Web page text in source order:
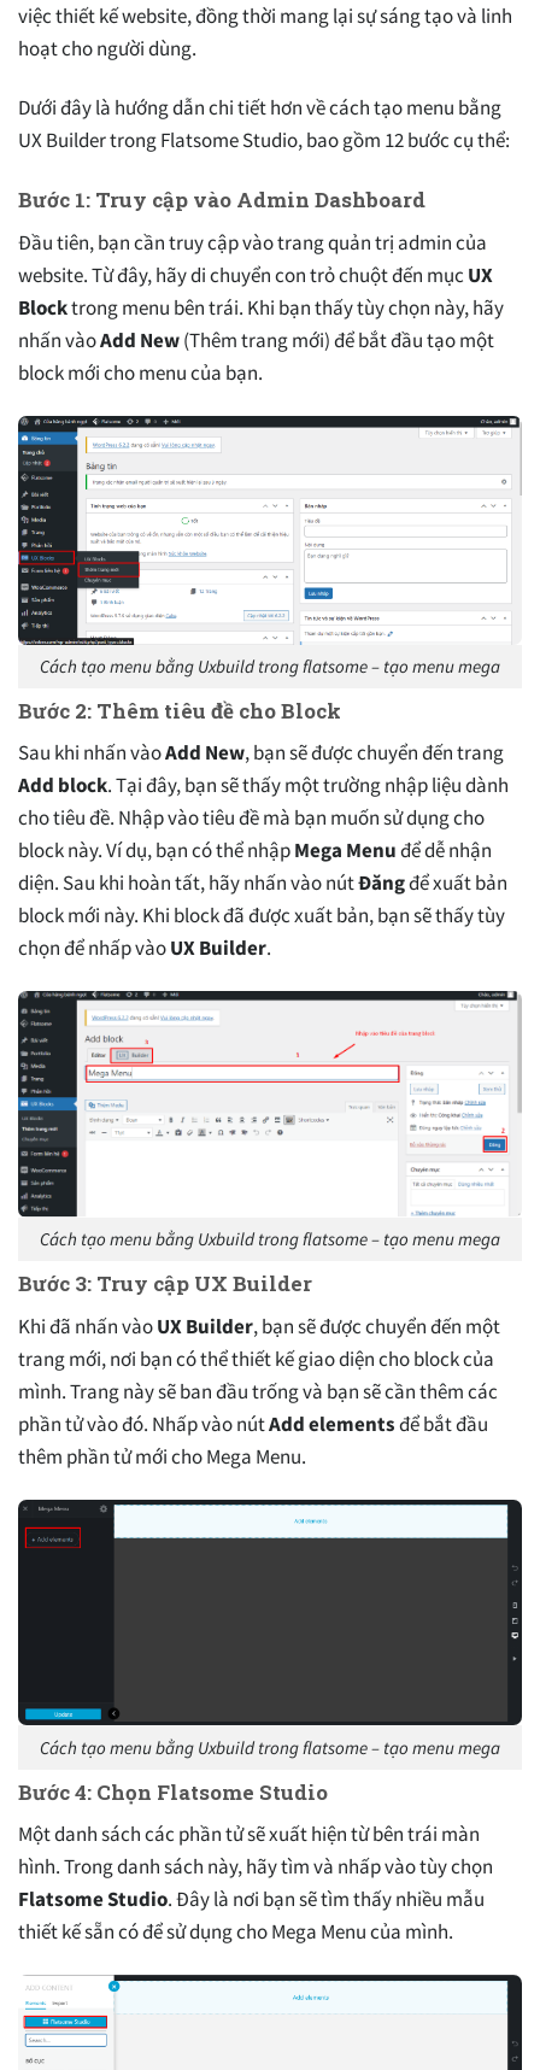
việc thiết kế website, đồng thời mang lại sự sáng tạo và linh
hoạt cho người dùng.
Dưới đây là hướng dẫn chi tiết hơn về cách tạo menu bằng
UX Builder trong Flatsome Studio, bao gồm 12 bước cụ thể:
Bước 1: Truy cập vào Admin Dashboard
Đầu tiên, bạn cần truy cập vào trang quản trị admin của
website. Từ đây, hãy di chuyển con trỏ chuột đến mục UX
Blocktrong menu bên trái. Khi bạn thấy tùy chọn này, hãy
nhấn vàoAdd New(Thêm trang mới) để bắt đầu tạo một
block mới cho menu của bạn.
Cách tạo menu bằng Uxbuild trong flatsome – tạo menu mega
Bước 2: Thêm tiêu đề cho Block
Sau khi nhấn vàoAdd New, bạn sẽ được chuyển đến trang
Add block. Tại đây, bạn sẽ thấy một trường nhập liệu dành
cho tiêu đề. Nhập vào tiêu đề mà bạn muốn sử dụng cho
block này. Ví dụ, bạn có thể nhậpMega Menuđể dễ nhận
diện. Sau khi hoàn tất, hãy nhấn vào nútĐăngđể xuất bản
block mới này. Khi block đã được xuất bản, bạn sẽ thấy tùy
chọn để nhấp vàoUX Builder.
Cách tạo menu bằng Uxbuild trong flatsome – tạo menu mega
Bước 3: Truy cập UX Builder
Khi đã nhấn vàoUX Builder, bạn sẽ được chuyển đến một
trang mới, nơi bạn có thể thiết kế giao diện cho block của
mình. Trang này sẽ ban đầu trống và bạn sẽ cần thêm các
phần tử vào đó. Nhấp vào nútAdd elementsđể bắt đầu
thêm phần tử mới cho Mega Menu.
Cách tạo menu bằng Uxbuild trong flatsome – tạo menu mega
Bước 4: Chọn Flatsome Studio
Một danh sách các phần tử sẽ xuất hiện từ bên trái màn
hình. Trong danh sách này, hãy tìm và nhấp vào tùy chọn
Flatsome Studio. Đây là nơi bạn sẽ tìm thấy nhiều mẫu
thiết kế sẵn có để sử dụng cho Mega Menu của mình.